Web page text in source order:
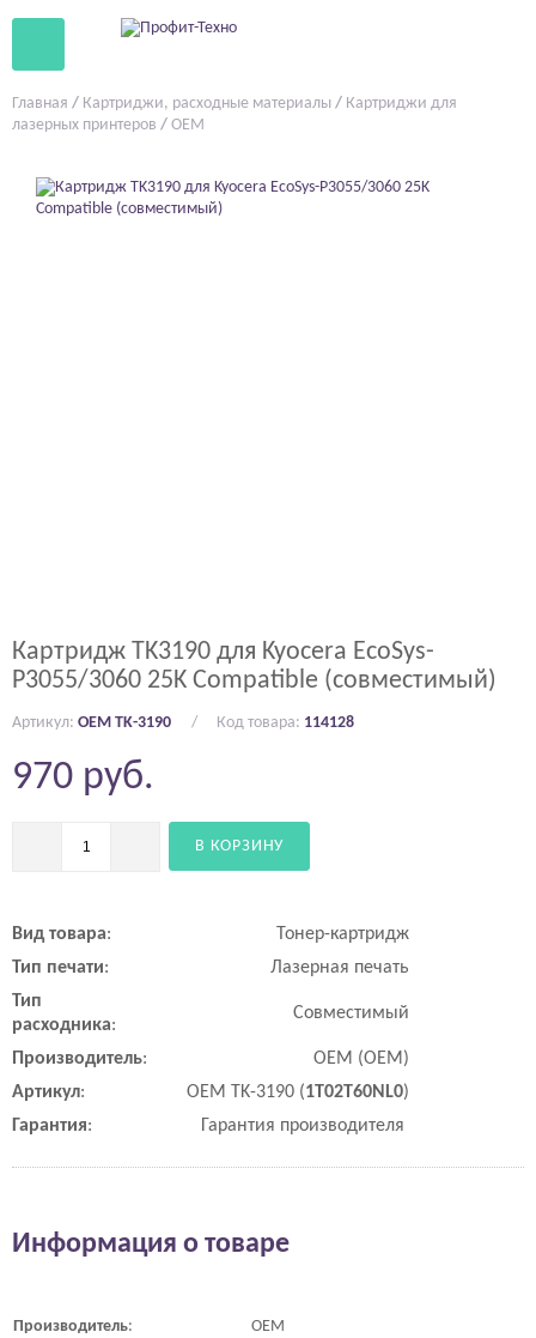
Главная / Картриджи, расходные материалы / Картриджи для
лазерных принтеров / OEM
Картридж TK3190 для Kyocera EcoSys-
P3055/3060 25K Compatible (совместимый)
Артикул: OEM TK-3190 Код товара: 114128
Вид товара:
Тонер-картридж
Тип печати:
Лазерная печать
Тип
расходника:
Совместимый
Производитель:
OEM (ОЕМ)
Артикул: OEM TK-3190 (1T02T60NL0)
Гарантия: Гарантия производителя
970 руб.
В КОРЗИНУ
Информация о товаре
Производитель:
OEM